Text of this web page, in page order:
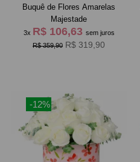
Buquê de Flores Amarelas
Majestade
3x R$ 106,63 sem juros
R$ 359,90 R$ 319,90
-12%